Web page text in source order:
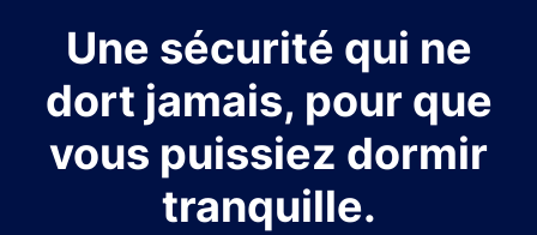
Une sécurité qui ne
dort jamais, pour que
vous puissiez dormir
tranquille.